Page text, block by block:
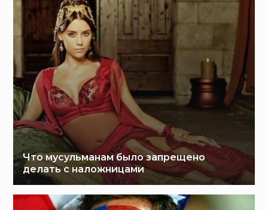
Что мусульманам было запрещено
делать с наложницами